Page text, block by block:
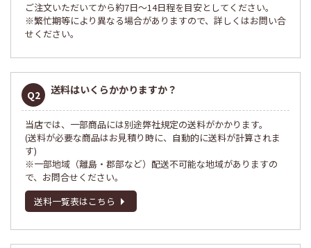
ご注文いただいてから約7日～14日程を目安としてください。
※繁忙期等により異なる場合がありますので、詳しくはお問い合
せください。
Q2 送料はいくらかかりますか？
当店では、一部商品には別途弊社規定の送料がかかります。
(送料が必要な商品はお見積り時に、自動的に送料が計算されま
す)
※一部地域（離島・郡部など）配送不可能な地域がありますの
で、お問合せください。
送料一覧表はこちら